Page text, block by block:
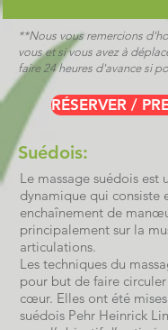
**Nous vous remercions
vous et si vous avez à
faire 24 heures d'avance si
RÉSERVER /
Suédois:
Le massage suédois est
dynamique qui consiste
enchaînement de
principalement sur la
articulations.
Les techniques du
pour but de faire
cœur. Elles ont été
suédois Pehr Heinrick